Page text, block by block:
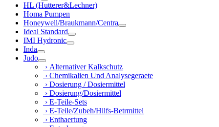
HL (Hutterer&Lechner)
Homa Pumpen
Honeywell/Braukmann/Centra
Ideal Standard
IMI Hydronic
Inda
Judo
› Alternativer Kalkschutz
› Chemikalien Und Analysegeraete
› Dosierung / Dosiermittel
› Dosierung/Dosiermittel
› E-Teile-Sets
› E-Teile/Zubeh/Hilfs-Betrmittel
› Enthaertung